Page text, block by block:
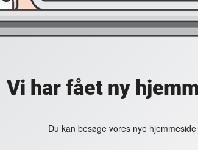
Vi har fået ny
Du kan besøge vores nye